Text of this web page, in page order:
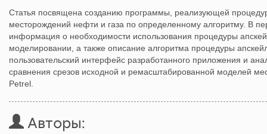
Статья посвящена созданию программы, реализующей
месторождений нефти и газа по определенному алгоритму. В
информация о необходимости использования процедуры
моделировании, а также описание алгоритма процедуры
пользовательский интерфейс разработанного приложения и
сравнения срезов исходной и ремасштабированной моделей
Petrel.
Авторы: